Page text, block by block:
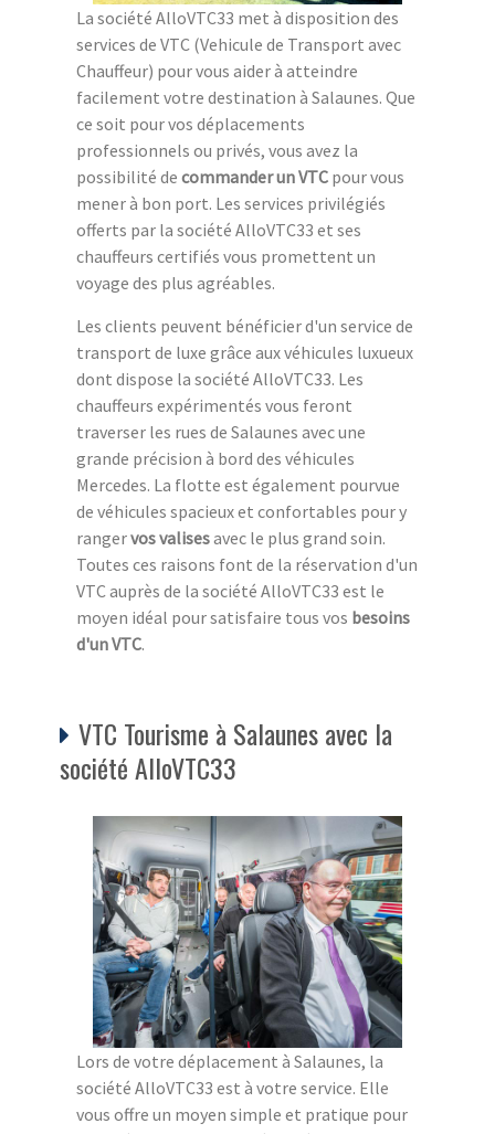
La société AlloVTC33 met à disposition des
services de VTC (Vehicule de Transport avec
Chauffeur) pour vous aider à atteindre
facilement votre destination à Salaunes. Que
ce soit pour vos déplacements
professionnels ou privés, vous avez la
possibilité de commander un VTC pour vous
mener à bon port. Les services privilégiés
offerts par la société AlloVTC33 et ses
chauffeurs certifiés vous promettent un
voyage des plus agréables.
Les clients peuvent bénéficier d'un service de
transport de luxe grâce aux véhicules luxueux
dont dispose la société AlloVTC33. Les
chauffeurs expérimentés vous feront
traverser les rues de Salaunes avec une
grande précision à bord des véhicules
Mercedes. La flotte est également pourvue
de véhicules spacieux et confortables pour y
rangervos valisesavec le plus grand soin.
Toutes ces raisons font de la réservation d'un
VTC auprès de la société AlloVTC33 est le
moyen idéal pour satisfaire tous vos besoins
d'un VTC.
VTC Tourisme à Salaunes avec la
société AlloVTC33
Lors de votre déplacement à Salaunes, la
société AlloVTC33 est à votre service. Elle
vous offre un moyen simple et pratique pour